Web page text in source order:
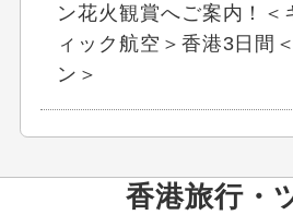
ン花火観賞へご案内！＜
ィック航空＞香港3日間
ン＞
香港旅行・